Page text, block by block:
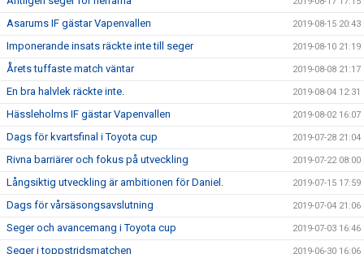
Asarums IF gästar Vapenvallen 2019-08-15 20:43
Imponerande insats räckte inte till seger 2019-08-10 21:19
Årets tuffaste match väntar 2019-08-08 21:17
En bra halvlek räckte inte. 2019-08-04 12:31
Hässleholms IF gästar Vapenvallen 2019-08-02 16:07
Dags för kvartsfinal i Toyota cup 2019-07-28 21:04
Rivna barriärer och fokus på utveckling 2019-07-22 08:00
Långsiktig utveckling är ambitionen för Daniel. 2019-07-15 17:59
Dags för vårsäsongsavslutning 2019-07-04 21:06
Seger och avancemang i Toyota cup 2019-07-03 16:46
Seger i toppstridsmatchen 2019-06-30 16:06